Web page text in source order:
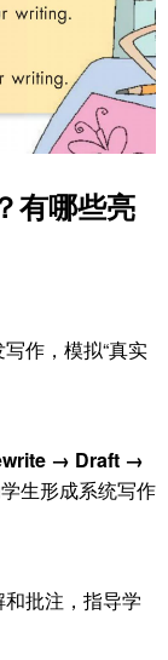
有哪些亮
作，模拟“真实
→ Draft →
生形成系统写作
批注，指导学